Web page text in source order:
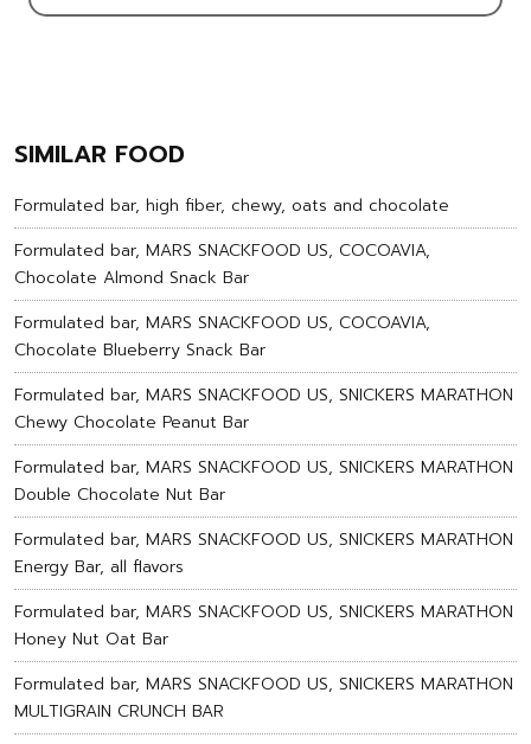
SIMILAR FOOD
Formulated bar, high fiber, chewy, oats and chocolate
Formulated bar, MARS SNACKFOOD US, COCOAVIA,
Chocolate Almond Snack Bar
Formulated bar, MARS SNACKFOOD US, COCOAVIA,
Chocolate Blueberry Snack Bar
Formulated bar, MARS SNACKFOOD US, SNICKERS MARATHON
Chewy Chocolate Peanut Bar
Formulated bar, MARS SNACKFOOD US, SNICKERS MARATHON
Double Chocolate Nut Bar
Formulated bar, MARS SNACKFOOD US, SNICKERS MARATHON
Energy Bar, all flavors
Formulated bar, MARS SNACKFOOD US, SNICKERS MARATHON
Honey Nut Oat Bar
Formulated bar, MARS SNACKFOOD US, SNICKERS MARATHON
MULTIGRAIN CRUNCH BAR